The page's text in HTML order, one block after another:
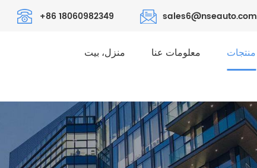
+86 18060982349 sales6@nseauto.com
منزل، بيت معلومات عنا منتجات